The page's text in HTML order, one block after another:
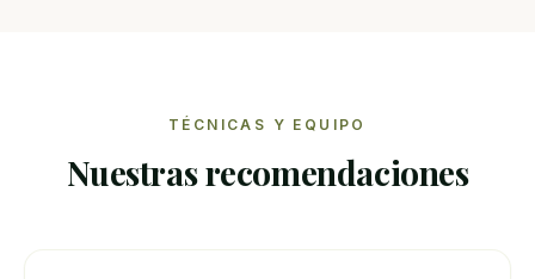
TÉCNICAS Y EQUIPO
Nuestras recomendaciones